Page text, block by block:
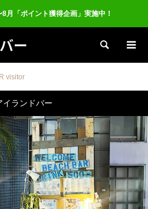
月「ポイント獲得企画」実施中！
ー 検索
visitor
イランドバー